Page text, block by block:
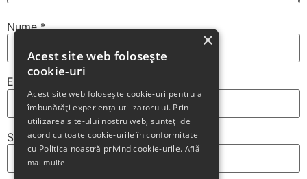
Nume*
Email
Site web
×
Acest site web folosește
cookie-uri
Acest site web folosește cookie-uri pentru a
îmbunătăți experiența utilizatorului. Prin
utilizarea site-ului nostru web, sunteți de
acord cu toate cookie-urile în conformitate
cu Politica noastră privind cookie-urile. Află
mai multe